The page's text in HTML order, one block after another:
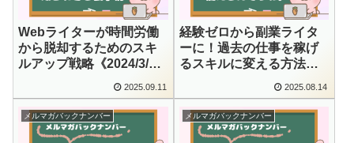
Webライターが時間労働
から脱却するためのスキ
ルアップ戦略《2024/3/12
2025.09.11
経験ゼロから副業ライタ
ーに！過去の仕事を稼げ
るスキルに変える方法
2025.08.14
メルマガバックナンバー メルマガバックナンバー